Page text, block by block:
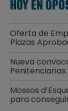
HOY EN
Oferta de
Plazas
Nueva
Mossos
para